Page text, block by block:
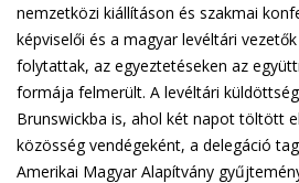
nemzetközi kiállításon és szakmai
képviselői és a magyar levéltári
folytattak, az egyeztetéseken az
formája felmerült. A levéltári
Brunswickba is, ahol két napot töltött
közösség vendégeként, a delegáció
Amerikai Magyar Alapítvány